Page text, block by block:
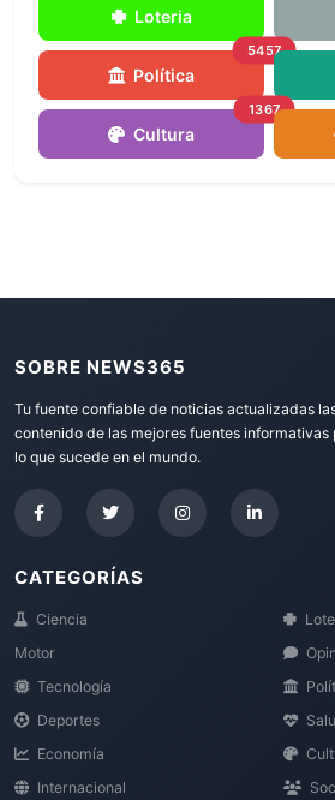
Loteria
Política
5457
Cultura
1367
SOBRE NEWS365
Tu fuente confiable de noticias actualizadas
contenido de las mejores fuentes
lo que sucede en el mundo.
CATEGORÍAS
Ciencia
Motor
Tecnología
Deportes
Economía
Internacional